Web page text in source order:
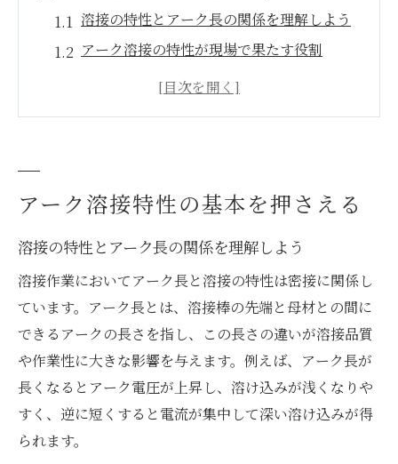
溶接の特性とアーク長の関係を理解しよう
アーク溶接の特性が現場で果たす役割
溶接特性の種類とアーク溶接の基礎知識
垂下特性と定電流特性の違いを溶接で比較
定電流特性と垂下特性の使い分けポイント
溶接作業における特性ごとのメリットを整
理
垂下特性と定電流特性の違いを実体験で解
説
溶接の電源特性が品質に与える影響とは
アーク溶接特性の基本を押さえる
溶接の特性とアーク長の関係を理解しよう
溶接作業においてアーク長と溶接の特性は密接に関係し
ています。アーク長とは、溶接棒の先端と母材との間に
できるアークの長さを指し、この長さの違いが溶接品質
や作業性に大きな影響を与えます。例えば、アーク長が
長くなるとアーク電圧が上昇し、溶け込みが浅くなりや
すく、逆に短くすると電流が集中して深い溶け込みが得
られます。